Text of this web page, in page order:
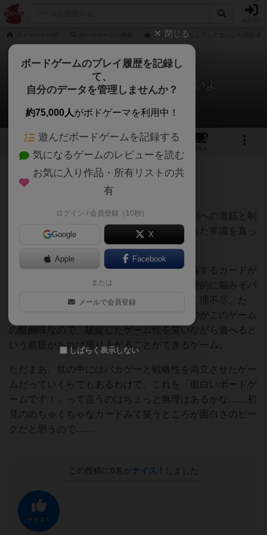
テストプレイなんてしてないよの通販/商
テストプレイなんてしてないよ
深水あどらさんのレビュー
6 46
カフェ
147名 0名 0 約2ヶ月前
ボードゲームにはプレイヤーが歩むべき勝利への道筋と制
作側の緻密なテストプレイが必要……といった常識を真っ
向から否定する問題作。
おんなじ行動をして生き残れるカードと脱落するカードが
あったり、変なところで詰まされたり、物理的に脳みそパ
ンクさせてこようとしてきたりと、とにかく理不尽。た
だ、その理不尽を笑いながら楽しむというのがこのゲーム
の醍醐味なので、破綻したゲーム性を笑いながら遊べると
いう前提があれば盛り上がることができるゲーム。
ただまあ、世の中にはバカゲーと戦略性を両立させたゲー
ムだっていくらでもあるわけで、これを「面白いボードゲ
ームです！」って言うのはちょっと無理はあるかな……初
見のめちゃくちゃなカードみて笑うところが面白さのピー
クだと思うので……
この投稿に 0名がナイス！ しました
ナイス！
閉じる
ボードゲームのプレイ履歴を記録し
て、
自分のデータを管理しませんか？
約75,000人がボドゲーマを利用中！
遊んだボードゲームを記録する
気になるゲームのレビューを読む
お気に入り作品・所有リストの共
有
ログイン / 会員登録（10秒）
Google X
Apple Facebook
または
メールで会員登録
しばらく表示しない